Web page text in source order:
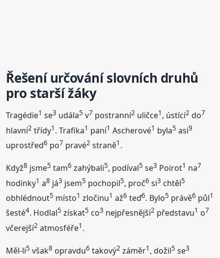
Řešení určování slovních druhů
pro starší žáky
Tragédie1 se3 udála5 v7 postranní2 uličce1 , ústící2 do7
hlavní2 třídy1 . Trafika1 paní1 Ascherové1 byla5 asi9
uprostřed6 po7 pravé2 straně1 .
Když8 jsme5 tam6 zahýbali5, podíval5 se3 Poirot1 na7
hodinky1 a8 já3 jsem5 pochopil5, proč6 si3 chtěl5
obhlédnout5 místo1 zločinu1 až6 teď6. Bylo5 právě6 půl1
šesté4. Hodlal5 získat5 co3 nejpřesnější2 představu1 o7
včerejší2 atmosféře1 .
Měl-li5 však8 opravdu6 takový2 záměr1 , dožil5 se3